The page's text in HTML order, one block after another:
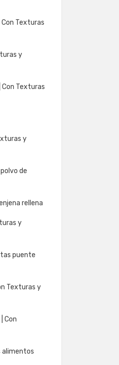
Con Texturas
y
Con Texturas
y
de
rellena
y
puente
Texturas y
Con
alimentos